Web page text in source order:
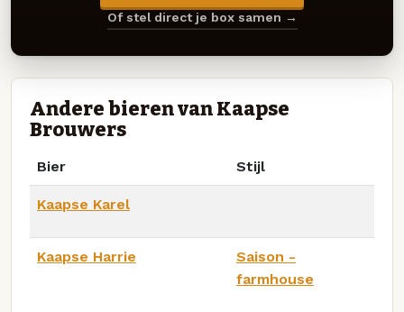
Of stel direct je box samen →
Andere bieren van Kaapse
Brouwers
Bier Stijl
Kaapse Karel
Kaapse Harrie
Saison -
farmhouse